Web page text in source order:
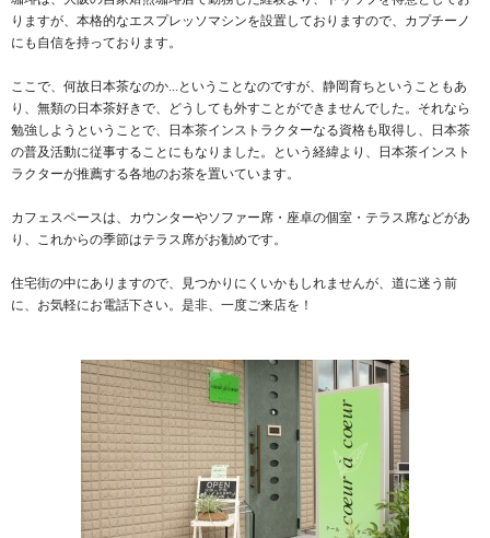
りますが、本格的なエスプレッソマシンを設置しておりますので、カプチーノ
にも自信を持っております。
ここで、何故日本茶なのか...ということなのですが、静岡育ちということもあ
り、無類の日本茶好きで、どうしても外すことができませんでした。それなら
勉強しようということで、日本茶インストラクターなる資格も取得し、日本茶
の普及活動に従事することにもなりました。という経緯より、日本茶インスト
ラクターが推薦する各地のお茶を置いています。
カフェスペースは、カウンターやソファー席・座卓の個室・テラス席などがあ
り、これからの季節はテラス席がお勧めです。
住宅街の中にありますので、見つかりにくいかもしれませんが、道に迷う前
に、お気軽にお電話下さい。是非、一度ご来店を！